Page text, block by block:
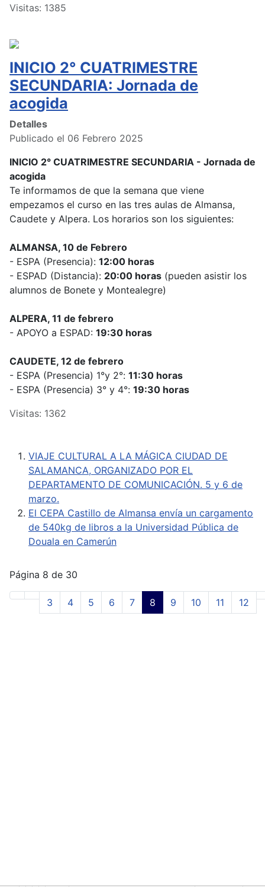
Visitas: 1385
INICIO 2° CUATRIMESTRE
SECUNDARIA: Jornada de
acogida
Detalles
Publicado el 06 Febrero 2025
INICIO 2° CUATRIMESTRE SECUNDARIA - Jornada de
acogida
Te informamos de que la semana que viene
empezamos el curso en las tres aulas de Almansa,
Caudete y Alpera. Los horarios son los siguientes:
ALMANSA, 10 de Febrero
- ESPA (Presencia): 12:00 horas
- ESPAD (Distancia): 20:00 horas (pueden asistir los
alumnos de Bonete y Montealegre)
ALPERA, 11 de febrero
- APOYO a ESPAD: 19:30 horas
CAUDETE, 12 de febrero
- ESPA (Presencia) 1°y 2°: 11:30 horas
- ESPA (Presencia) 3° y 4°: 19:30 horas
Visitas: 1362
VIAJE CULTURAL A LA MÁGICA CIUDAD DE
SALAMANCA, ORGANIZADO POR EL
DEPARTAMENTO DE COMUNICACIÓN. 5 y 6 de
marzo.
El CEPA Castillo de Almansa envía un cargamento
de 540kg de libros a la Universidad Pública de
Douala en Camerún
Página 8 de 30
3 4 5 6 7 8 9 10 11 12